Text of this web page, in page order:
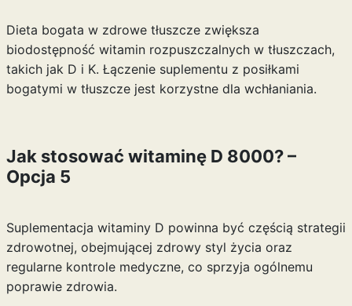
Dieta bogata w zdrowe tłuszcze zwiększa
biodostępność witamin rozpuszczalnych w tłuszczach,
takich jak D i K. Łączenie suplementu z posiłkami
bogatymi w tłuszcze jest korzystne dla wchłaniania.
Jak stosować witaminę D 8000? –
Opcja 5
Suplementacja witaminy D powinna być częścią strategii
zdrowotnej, obejmującej zdrowy styl życia oraz
regularne kontrole medyczne, co sprzyja ogólnemu
poprawie zdrowia.